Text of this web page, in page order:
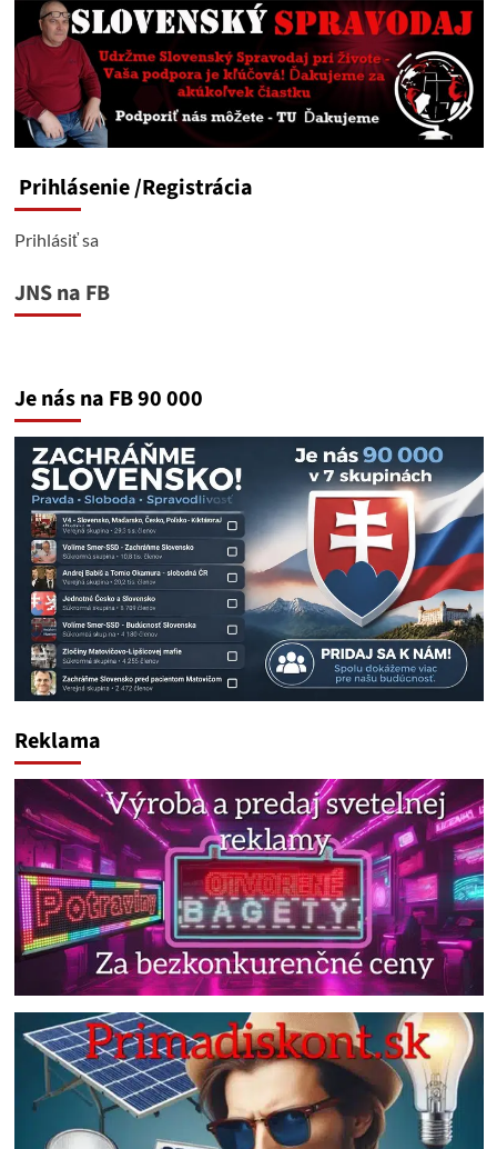
Prihlásenie/Registrácia
Prihlásiť sa
JNS na FB
Je nás na FB 90 000
Reklama